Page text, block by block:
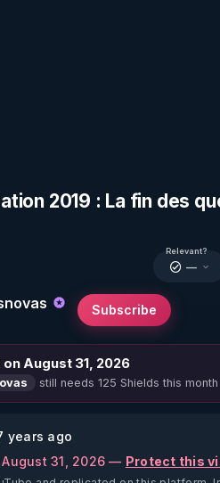
2019 : La fin des
Subscribe
Relevant?
—
August 31, 2026
still needs 125 Shields this
years ago
31, 2026 — Protect this